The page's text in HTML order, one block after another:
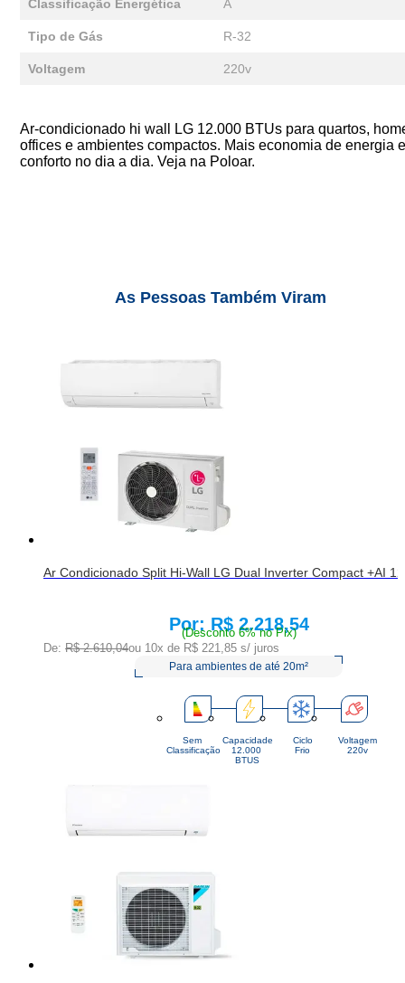
Classificação Energética A
Tipo de Gás R-32
Voltagem 220v
Ar-condicionado hi wall LG 12.000 BTUs para quartos,
offices e ambientes compactos. Mais economia de energia e
conforto no dia a dia. Veja na Poloar.
As Pessoas Também Viram
Ar Condicionado Split Hi-Wall LG Dual Inverter Compact +AI
Price:
R$ 2.218,54
(Desconto 6% no Pix)
De: R$ 2.610,04ou 10x de R$ 221,85 s/ juros
Para ambientes de até 20m²
Sem
Classificação
Capacidade
12.000
BTUS
Ciclo
Frio
Voltagem
220v